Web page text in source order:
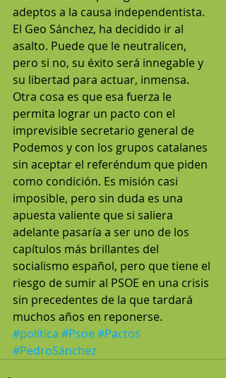
adeptos a la causa independentista.
El Geo Sánchez, ha decidido ir al
asalto. Puede que le neutralicen,
pero si no, su éxito será innegable y
su libertad para actuar, inmensa.
Otra cosa es que esa fuerza le
permita lograr un pacto con el
imprevisible secretario general de
Podemos y con los grupos catalanes
sin aceptar el referéndum que piden
como condición. Es misión casi
imposible, pero sin duda es una
apuesta valiente que si saliera
adelante pasaría a ser uno de los
capítulos más brillantes del
socialismo español, pero que tiene el
riesgo de sumir al PSOE en una crisis
sin precedentes de la que tardará
muchos años en reponerse.
#política #Psoe #Pactos
#PedroSánchez